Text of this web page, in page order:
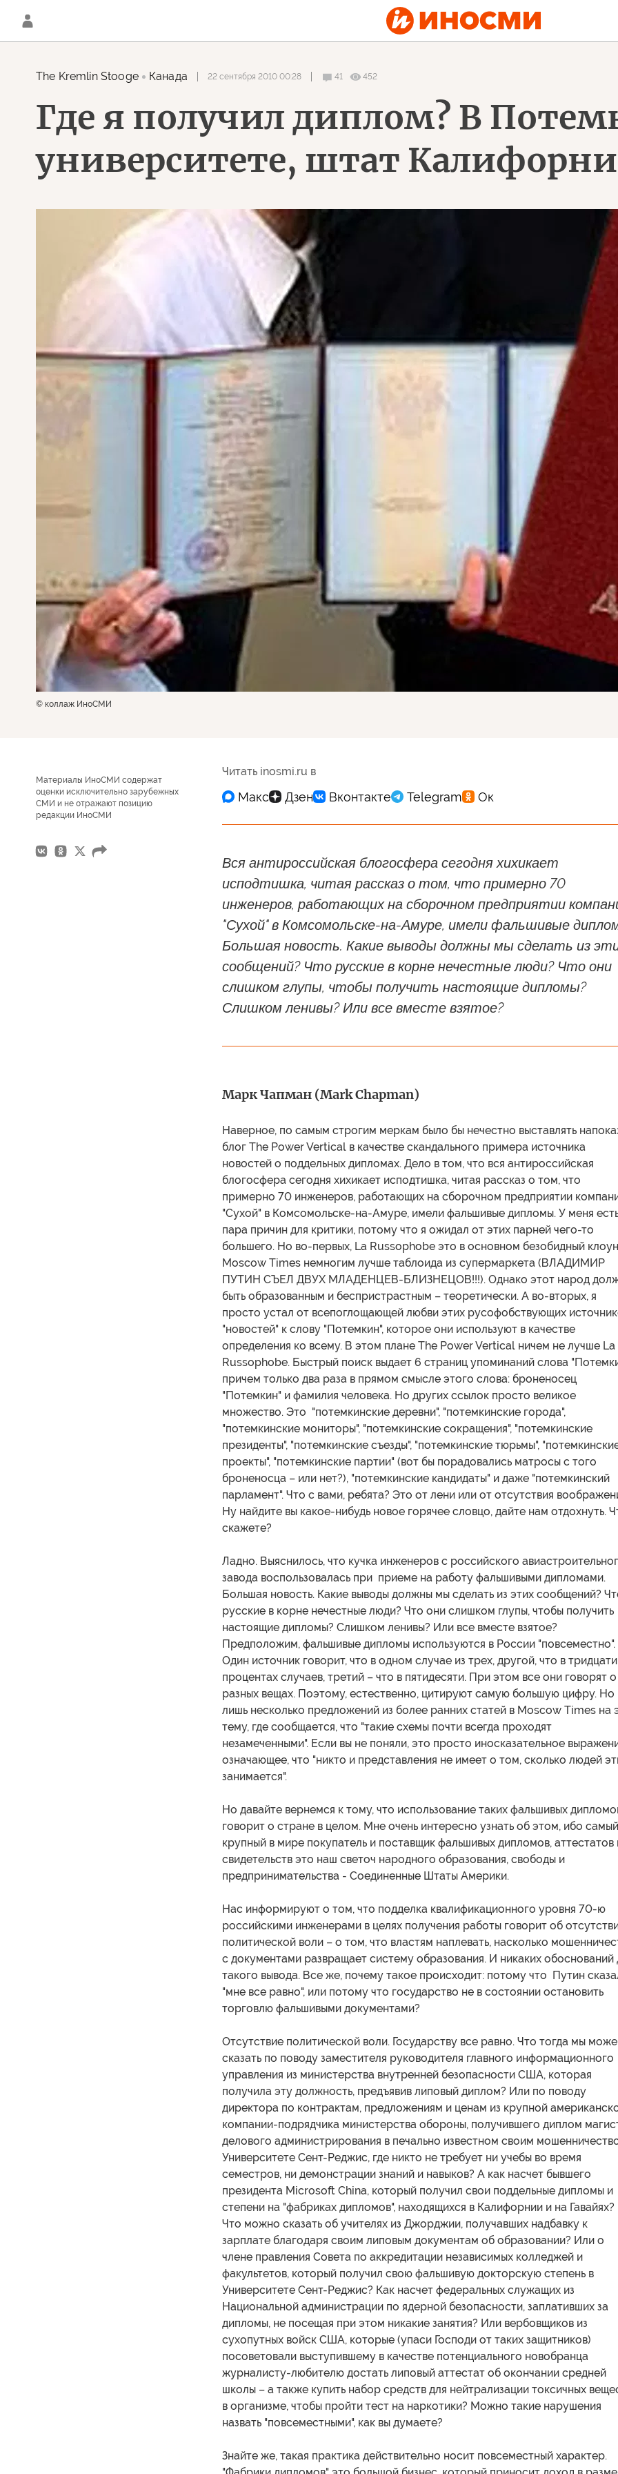
The Kremlin Stooge Канада 22 сентября 2010 00:28 41 452
Где я получил диплом? В
университете, штат
© коллаж ИноСМИ
Материалы ИноСМИ содержат
оценки исключительно зарубежных
СМИ и не отражают позицию
редакции ИноСМИ
Читать inosmi.ru в
Вся антироссийская блогосфера сегодня хихикает
исподтишка, читая рассказ о том, что примерно 70
инженеров, работающих на сборочном предприятии
"Сухой" в Комсомольске-на-Амуре, имели фальшивые
Большая новость. Какие выводы должны мы сделать из
сообщений? Что русские в корне нечестные люди? Что они
слишком глупы, чтобы получить настоящие дипломы?
Слишком ленивы? Или все вместе взятое?
Марк Чапман (Mark Chapman)
Наверное, по самым строгим меркам было бы нечестно выставлять
блог The Power Vertical в качестве скандального примера источника
новостей о поддельных дипломах. Дело в том, что вся антироссийская
блогосфера сегодня хихикает исподтишка, читая рассказ о том, что
примерно 70 инженеров, работающих на сборочном предприятии
"Сухой" в Комсомольске-на-Амуре, имели фальшивые дипломы. У меня
пара причин для критики, потому что я ожидал от этих парней чего-то
большего. Но во-первых, La Russophobe это в основном безобидный
Moscow Times немногим лучше таблоида из супермаркета (ВЛАДИМИР
ПУТИН СЪЕЛ ДВУХ МЛАДЕНЦЕВ-БЛИЗНЕЦОВ!!!). Однако этот народ
быть образованным и беспристрастным – теоретически. А во-вторых, я
просто устал от всепоглощающей любви этих русофобствующих
"новостей" к слову "Потемкин", которое они используют в качестве
определения ко всему. В этом плане The Power Vertical ничем не лучше La
Russophobe. Быстрый поиск выдает 6 страниц упоминаний слова
причем только два раза в прямом смысле этого слова: броненосец
"Потемкин" и фамилия человека. Но других ссылок просто великое
множество. Это "потемкинские деревни", "потемкинские города",
"потемкинские мониторы", "потемкинские сокращения", "потемкинские
президенты", "потемкинские съезды", "потемкинские тюрьмы",
проекты", "потемкинские партии" (вот бы порадовались матросы с того
броненосца – или нет?), "потемкинские кандидаты" и даже "потемкинский
парламент". Что с вами, ребята? Это от лени или от отсутствия
Ну найдите вы какое-нибудь новое горячее словцо, дайте нам отдохнуть.
скажете?
Ладно. Выяснилось, что кучка инженеров с российского
завода воспользовалась при приеме на работу фальшивыми дипломами.
Большая новость. Какие выводы должны мы сделать из этих сообщений?
русские в корне нечестные люди? Что они слишком глупы, чтобы получить
настоящие дипломы? Слишком ленивы? Или все вместе взятое?
Предположим, фальшивые дипломы используются в России "повсеместно".
Один источник говорит, что в одном случае из трех, другой, что в тридцати
процентах случаев, третий – что в пятидесяти. При этом все они говорят о
разных вещах. Поэтому, естественно, цитируют самую большую цифру. Но
лишь несколько предложений из более ранних статей в Moscow Times на
тему, где сообщается, что "такие схемы почти всегда проходят
незамеченными". Если вы не поняли, это просто иносказательное
означающее, что "никто и представления не имеет о том, сколько людей
занимается".
Но давайте вернемся к тому, что использование таких фальшивых
говорит о стране в целом. Мне очень интересно узнать об этом, ибо самый
крупный в мире покупатель и поставщик фальшивых дипломов, аттестатов
свидетельств это наш светоч народного образования, свободы и
предпринимательства - Соединенные Штаты Америки.
Нас информируют о том, что подделка квалификационного уровня 70-ю
российскими инженерами в целях получения работы говорит об
политической воли – о том, что властям наплевать, насколько
с документами развращает систему образования. И никаких обоснований
такого вывода. Все же, почему такое происходит: потому что Путин
"мне все равно", или потому что государство не в состоянии остановить
торговлю фальшивыми документами?
Отсутствие политической воли. Государству все равно. Что тогда мы
сказать по поводу заместителя руководителя главного информационного
управления из министерства внутренней безопасности США, которая
получила эту должность, предъявив липовый диплом? Или по поводу
директора по контрактам, предложениям и ценам из крупной
компании-подрядчика министерства обороны, получившего диплом
делового администрирования в печально известном своим
Университете Сент-Реджис, где никто не требует ни учебы во время
семестров, ни демонстрации знаний и навыков? А как насчет бывшего
президента Microsoft China, который получил свои поддельные дипломы и
степени на "фабриках дипломов", находящихся в Калифорнии и на Гавайях?
Что можно сказать об учителях из Джорджии, получавших надбавку к
зарплате благодаря своим липовым документам об образовании? Или о
члене правления Совета по аккредитации независимых колледжей и
факультетов, который получил свою фальшивую докторскую степень в
Университете Сент-Реджис? Как насчет федеральных служащих из
Национальной администрации по ядерной безопасности, заплативших за
дипломы, не посещая при этом никакие занятия? Или вербовщиков из
сухопутных войск США, которые (упаси Господи от таких защитников)
посоветовали выступившему в качестве потенциального новобранца
журналисту-любителю достать липовый аттестат об окончании средней
школы – а также купить набор средств для нейтрализации токсичных
в организме, чтобы пройти тест на наркотики? Можно такие нарушения
назвать "повсеместными", как вы думаете?
Знайте же, такая практика действительно носит повсеместный характер.